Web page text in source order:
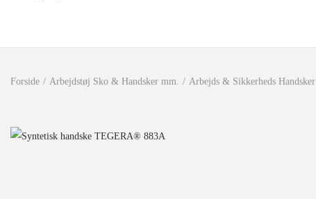
Forside / Arbejdstøj Sko & Handsker mm. / Arbejds & Sikkerheds Handsker